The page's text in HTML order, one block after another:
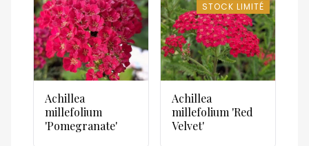
Achillea
millefolium
'Pomegranate'
Achillea
millefolium 'Red
Velvet'
STOCK LIMITÉ
STOCK LIMITÉ